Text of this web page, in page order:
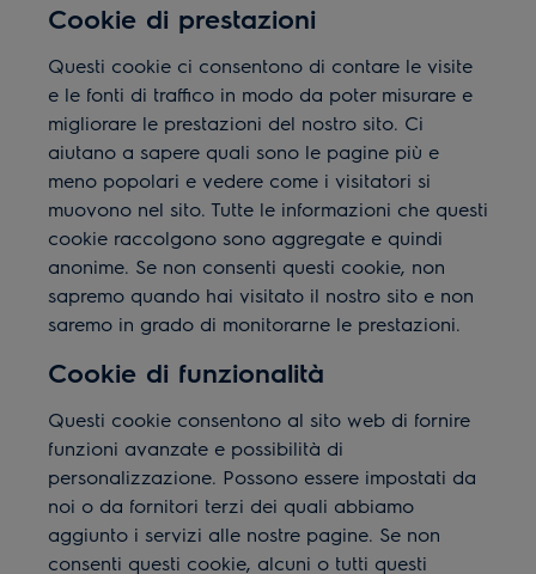
Cookie di prestazioni
Questi cookie ci consentono di contare le visite
e le fonti di traffico in modo da poter misurare e
migliorare le prestazioni del nostro sito. Ci
aiutano a sapere quali sono le pagine più e
meno popolari e vedere come i visitatori si
muovono nel sito. Tutte le informazioni che questi
cookie raccolgono sono aggregate e quindi
anonime. Se non consenti questi cookie, non
sapremo quando hai visitato il nostro sito e non
saremo in grado di monitorarne le prestazioni.
Cookie di funzionalità
Questi cookie consentono al sito web di fornire
funzioni avanzate e possibilità di
personalizzazione. Possono essere impostati da
noi o da fornitori terzi dei quali abbiamo
aggiunto i servizi alle nostre pagine. Se non
consenti questi cookie, alcuni o tutti questi